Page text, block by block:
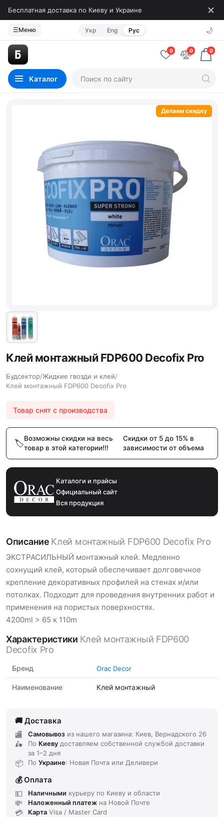
Бесплатная доставка по Киеву и Украине
☰Меню Укр Eng Рус 🌙
Каталог
0 0 0
Делаем скидку
Клей монтажный FDP600 Decofix Pro
Будсектор/Жидкие гвозди и клей/
Клей монтажный FDP600 Decofix Pro
Товар снят с производства
Возможны скидки на весь
товар в этой категории!!!
Скидки от 5 до 15% в
зависимости от объема
Каталоги и прайсы
Официальный сайт
Вся продукция
Описание Клей монтажный FDP600 Decofix Pro
ЭКСТРАСИЛЬНЫЙ монтажный клей. Медленно
сохнущий клей, который обеспечивает долговечное
крепление декоративных профилей на стенах и/или
потолках. Подходит для проведения внутренних работ и
применения на пористых поверхностях.
4200ml > 65 к 110m
Характеристики Клей монтажный FDP600
Decofix Pro
Бренд Orac Decor
Наименование Клей монтажный
Доставка
Самовывоз из нашего магазина: Киев, Вернадского 26
По Киеву доставляем собственной службой доставки
за 1–2 дня
По Украине: Новая Почта или Деливери
Оплата
Наличными курьеру по Киеву и области
Наложенный платеж на Новой Почте
Карта Visa / Master Card